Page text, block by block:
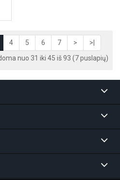
4 5 6 7 >
>|
nuo 31 iki 45 iš 93 (7 puslapių)